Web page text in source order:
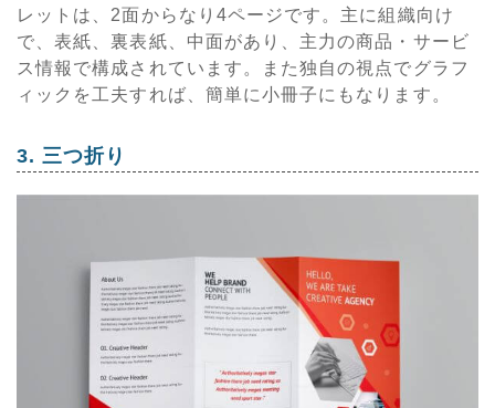
レットは、2面からなり4ページです。主に組織向け
で、表紙、裏表紙、中面があり、主力の商品・サービ
ス情報で構成されています。また独自の視点でグラフ
ィックを工夫すれば、簡単に小冊子にもなります。
3. 三つ折り